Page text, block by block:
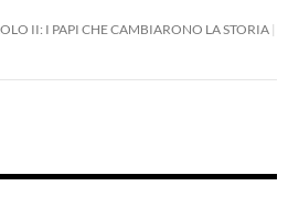
II: I PAPI CHE CAMBIARONO LA STORIA